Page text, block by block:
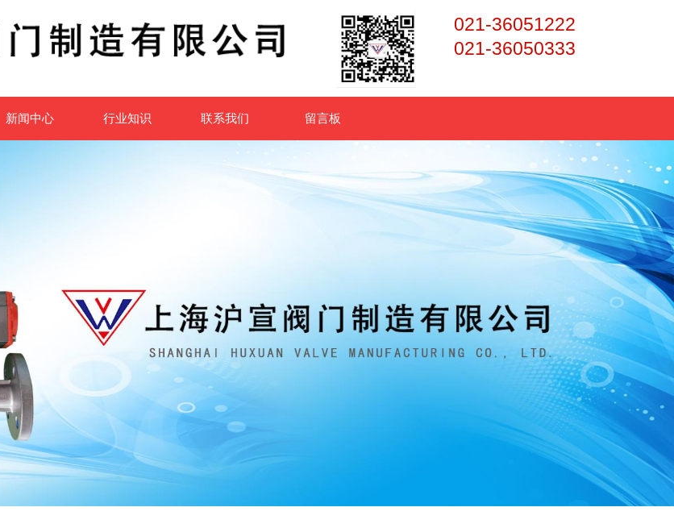
021-36051222
021-36050333
新闻中心 行业知识 联系我们 留言板